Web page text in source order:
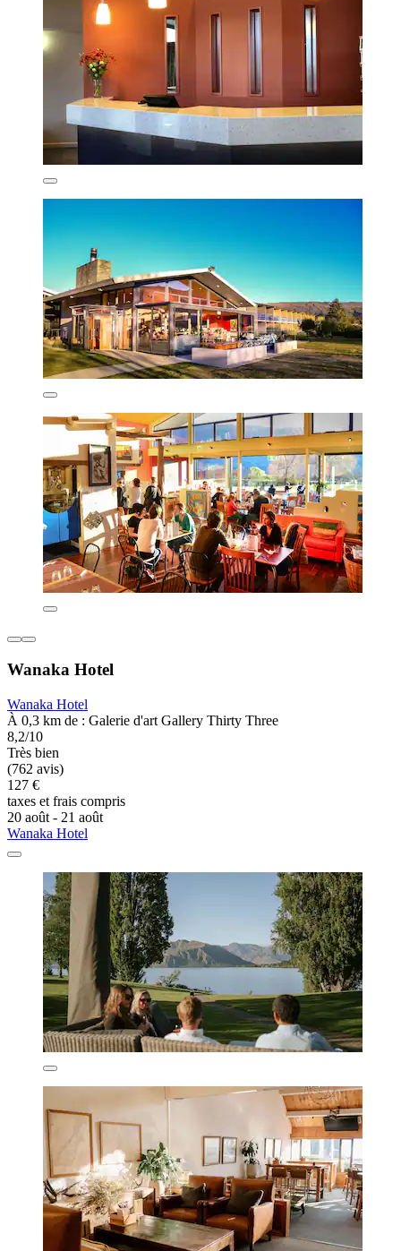
Wanaka Hotel
Wanaka Hotel
À 0,3 km de : Galerie d'art Gallery Thirty Three
8,2/10
Très bien
(762 avis)
127 €
taxes et frais compris
20 août - 21 août
Wanaka Hotel